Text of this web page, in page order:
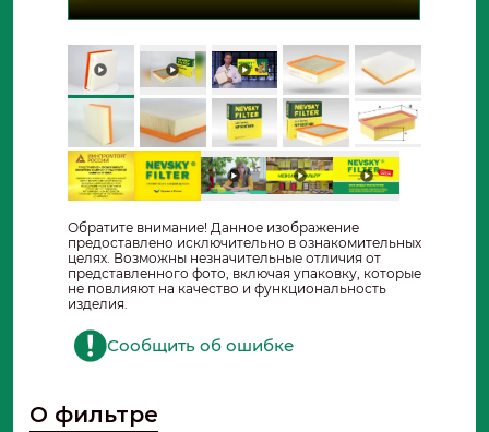
Обратите внимание! Данное изображение
предоставлено исключительно в ознакомительных
целях. Возможны незначительные отличия от
представленного фото, включая упаковку, которые
не повлияют на качество и функциональность
изделия.
Сообщить об ошибке
О фильтре